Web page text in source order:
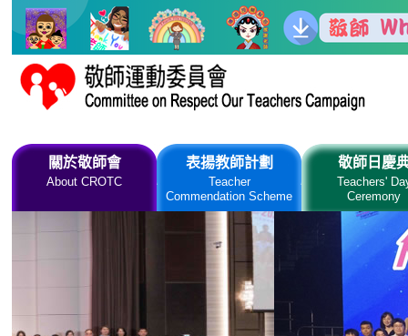
關於敬師會
About CROTC
表揚教師計劃
Teacher
Commendation Scheme
敬師日慶
Teachers'
Ceremony